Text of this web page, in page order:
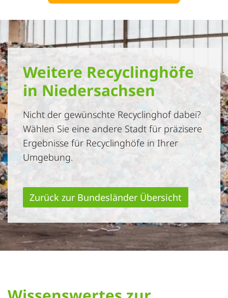
Weitere Recyclinghöfe
in Niedersachsen
Nicht der gewünschte Recyclinghof dabei?
Wählen Sie eine andere Stadt für präzisere
Ergebnisse für Recyclinghöfe in Ihrer
Umgebung.
Zurück zur Bundesländer Übersicht